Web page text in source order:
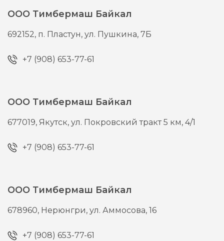
ООО Тимбермаш Байкал
692152, п. Пластун,ул. Пушкина, 7Б
+7 (908) 653-77-61
ООО Тимбермаш Байкал
677019, Якутск,ул. Покровский тракт 5 км, 4/1
+7 (908) 653-77-61
ООО Тимбермаш Байкал
678960, Нерюнгри,ул. Аммосова, 16
+7 (908) 653-77-61